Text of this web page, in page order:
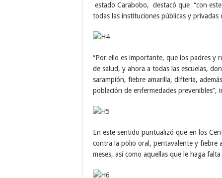
estado Carabobo, destacó que “con
todas las instituciones públicas y privadas
“Por ello es importante, que los padres y
de salud, y ahora a todas las escuelas,
sarampión, fiebre amarilla, difteria,
población de enfermedades prevenibles”,
En este sentido puntualizó que en los
contra la polio oral, pentavalente y fiebre
meses, así como aquellas que le haga